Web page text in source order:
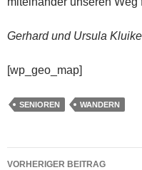
Gerhard und Ursula Kluike
[wp_geo_map]
SENIOREN WANDERN
VORHERIGER BEITRAG